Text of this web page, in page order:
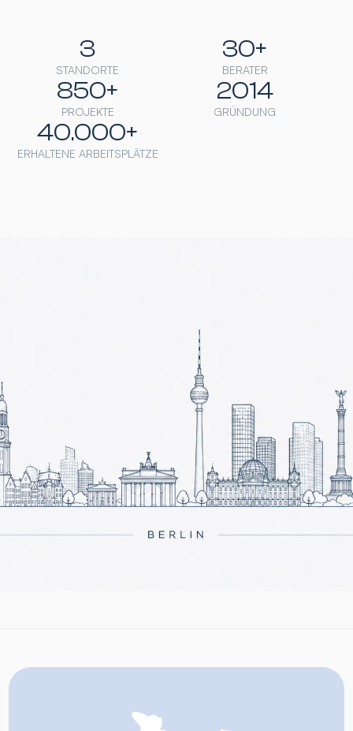
STANDORTE
3
BERATER
30+
PROJEKTE
850+
GRÜNDUNG
2014
ERHALTENE ARBEITSPLÄTZE
40.000+